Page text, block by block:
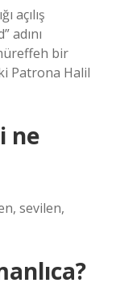
açılış
adını
bir
Patrona Halil
ne
sevilen,